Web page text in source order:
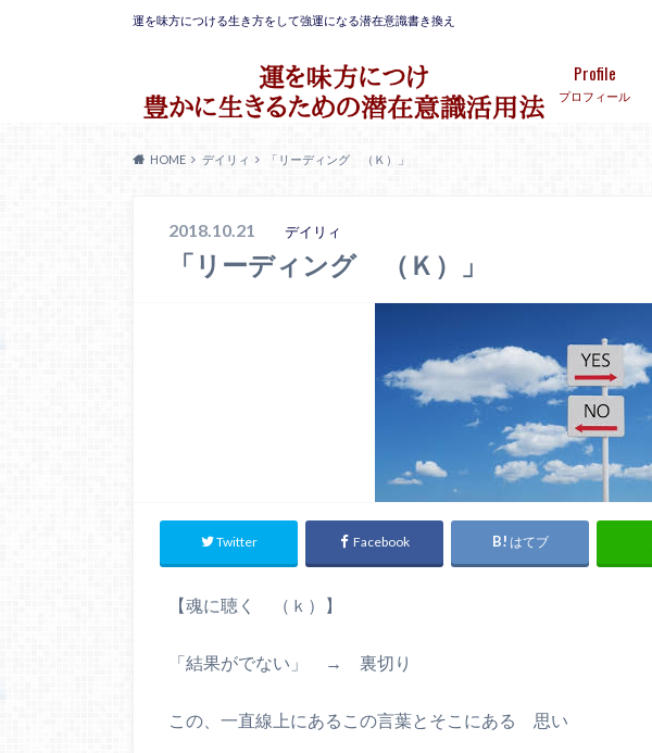
運を味方につける生き方をして強運になる潜在意識書き換え
プロフィール
Profile
HOME デイリィ 「リーディング （Ｋ）」
2018.10.21 デイリィ
「リーディング （Ｋ）」
Twitter Facebook はてブ
【魂に聴く （ｋ）】
「結果がでない」 → 裏切り
この、一直線上にあるこの言葉とそこにある 思い